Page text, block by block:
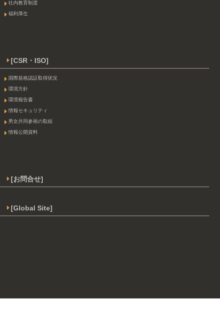
社内教育制度
福利厚生
[CSR・ISO]
国際規格認証取得状況
環境方針
環境報告書
情報セキュリティ
男女共同参画の取組
情報公開資料
[お問合せ]
[Global Site]